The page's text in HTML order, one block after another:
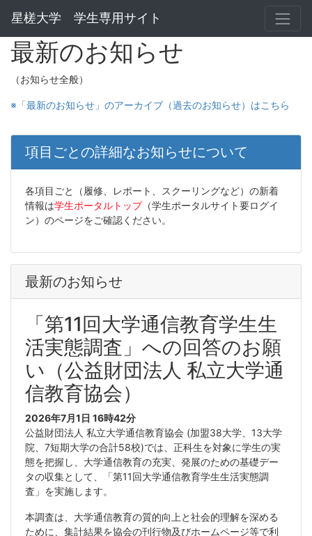
星槎大学 学生専用サイト
最新のお知らせ
（お知らせ全般）
※「最新のお知らせ」のアーカイブ（過去のお知らせ）はこちら
項目ごとの詳細なお知らせについて
各項目ごと（履修、レポート、スクーリングなど）の新着
情報は学生ポータルトップ（学生ポータルサイト要ログイ
ン） のページをご確認ください。
最新のお知らせ
「第11回大学通信教育学生生
活実態調査」への回答のお願
い（公益財団法人 私立大学通
信教育協会）
2026年7月1日 16時42分
公益財団法人 私立大学通信教育協会 (加盟38大学、13大学
院、7短期大学の合計58校)では、正科生を対象に学生の実
態を把握し、大学通信教育の充実、発展のための基礎デー
タの収集として、「第11回大学通信教育学生生活実態調
査」を実施します。
本調査は、大学通信教育の質的向上と社会的理解を深める
ために、集計結果を協会の刊行物及びホームページ等で利